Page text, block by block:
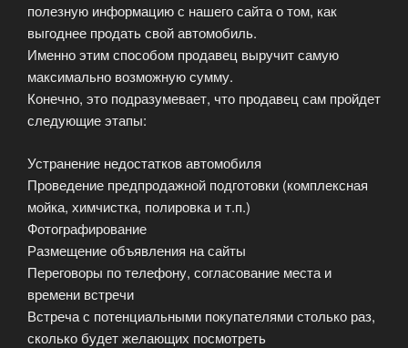
полезную информацию с нашего сайта о том, как
выгоднее продать свой автомобиль.
Именно этим способом продавец выручит самую
максимально возможную сумму.
Конечно, это подразумевает, что продавец сам пройдет
следующие этапы:
Устранение недостатков автомобиля
Проведение предпродажной подготовки (комплексная
мойка, химчистка, полировка и т.п.)
Фотографирование
Размещение объявления на сайты
Переговоры по телефону, согласование места и
времени встречи
Встреча с потенциальными покупателями столько раз,
сколько будет желающих посмотреть